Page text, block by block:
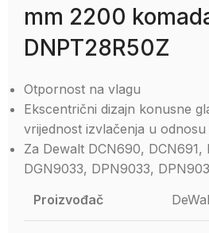
mm 2200
DNPT28R50Z
Otpornost na vlagu
Ekscentrični dizajn konusne
vrijednost izvlačenja u
Za Dewalt DCN690, DCN691,
DGN9033, DPN9033,
Proizvođač